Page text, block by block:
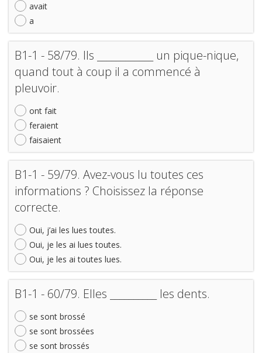
avait
a
B1-1 - 58/79. Ils ____________ un pique-nique,
quand tout à coup il a commencé à
pleuvoir.
ont fait
feraient
faisaient
B1-1 - 59/79. Avez-vous lu toutes ces
informations ? Choisissez la réponse
correcte.
Oui, j’ai les lues toutes.
Oui, je les ai lues toutes.
Oui, je les ai toutes lues.
B1-1 - 60/79. Elles __________ les dents.
se sont brossé
se sont brossées
se sont brossés